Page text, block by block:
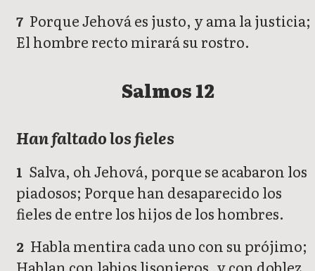
7 Porque Jehová es justo, y ama la justicia;
El hombre recto mirará su rostro.
Salmos 12
Han faltado los fieles
1 Salva, oh Jehová, porque se acabaron los
piadosos; Porque han desaparecido los
fieles de entre los hijos de los hombres.
2 Habla mentira cada uno con su prójimo;
Hablan con labios lisonjeros, y con doblez